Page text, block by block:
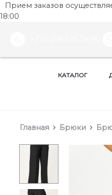
Прием заказов
18:00
КАТАЛОГ
Главная Брюки